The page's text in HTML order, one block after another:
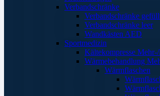
Verbandschränke
Verbandschränke
Verbandschränke leer
Wandkästen AED
Sportmedizin
Kältekompresse
Wärmebehandlung
Wärmflaschen